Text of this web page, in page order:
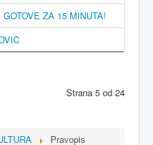
ZA 15 MINUTA!
Strana 5 od 24
Pravopis